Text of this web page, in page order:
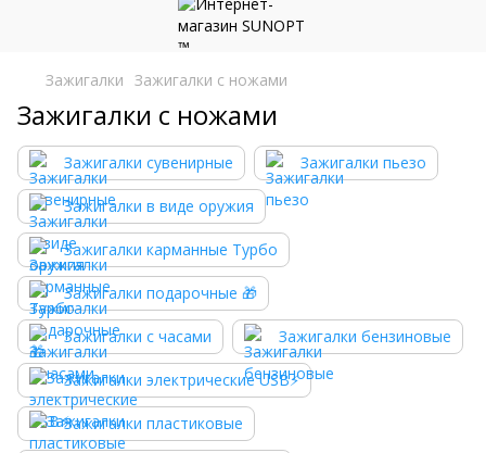
Зажигалки Зажигалки с ножами
Зажигалки с ножами
Зажигалки сувенирные Зажигалки пьезо
Зажигалки в виде оружия
Зажигалки карманные Турбо
Зажигалки подарочные 🎁
Зажигалки с часами Зажигалки бензиновые
Зажигалки электрические USB⚡️
Зажигалки пластиковые